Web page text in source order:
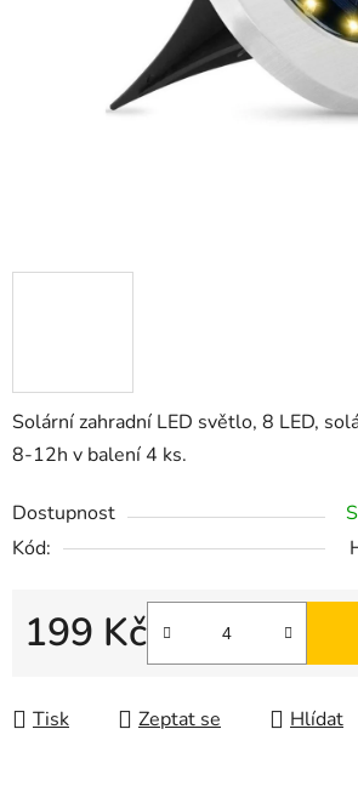
Solární zahradní LED světlo, 8 LED,
8-12h v balení 4 ks.
Dostupnost
Kód:
199 Kč
Tisk Zeptat se Hlídat